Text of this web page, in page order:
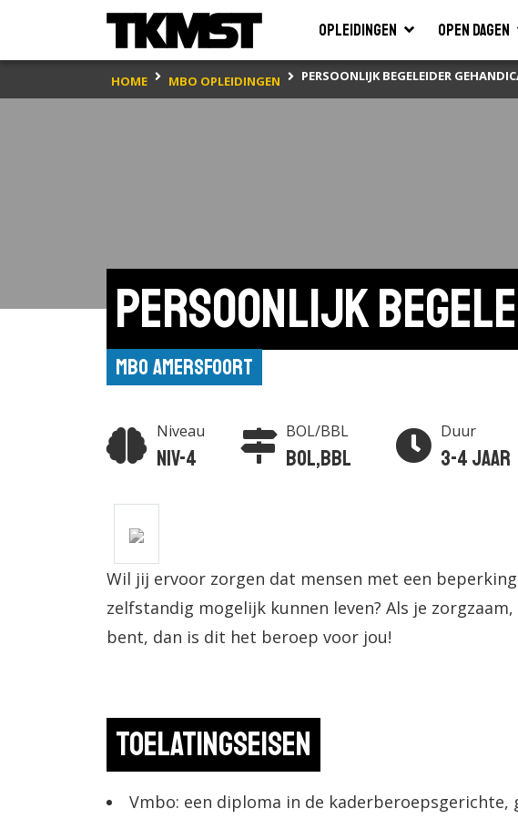
Opleidingen Open dagen
HOME MBO OPLEIDINGEN PERSOONLIJK BEGELEIDER
Persoonlijk
MBO Amersfoort
Niveau
Niv-4
BOL/BBL
BOL,BBL
Duur
3-4 jaar
Wil jij ervoor zorgen dat mensen met een
zelfstandig mogelijk kunnen leven? Als je
bent, dan is dit het beroep voor jou!
Toelatingseisen
Vmbo: een diploma in de kaderberoepsgerichte,